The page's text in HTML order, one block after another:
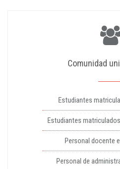
Comunidad
Estudiantes
Estudiantes
Personal docente
Personal de